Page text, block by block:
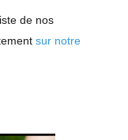
de nos
sur notre